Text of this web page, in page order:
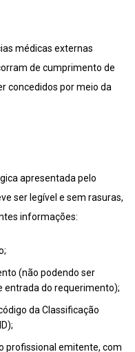
médicas externas
de cumprimento de
concedidos por meio da
apresentada pelo
ser legível e sem rasuras,
informações:
(não podendo ser
entrada do requerimento);
da Classificação
profissional emitente, com